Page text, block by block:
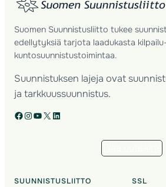
Suomen Suunnistusliitto tukee
edellytyksiä tarjota laadukasta
kuntosuunnistustoimintaa.
Suunnistuksen lajeja ovat
ja tarkkuussuunnistus.
Facebook Instagram YouTube X LinkedIn
SUUNNISTUSLIITTO SSL